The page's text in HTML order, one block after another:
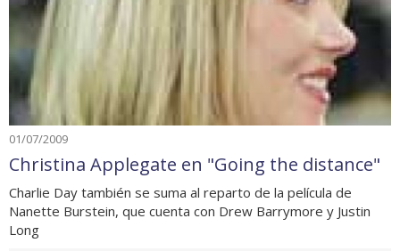
01/07/2009
Christina Applegate en "Going the distance"
Charlie Day también se suma al reparto de la película de
Nanette Burstein, que cuenta con Drew Barrymore y Justin
Long